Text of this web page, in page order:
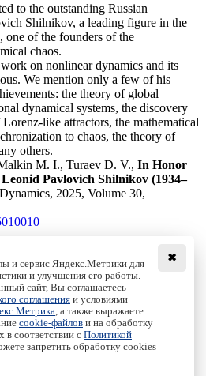
to the outstanding Russian
Shilnikov, a leading figure in the
one of the founders of the
chaos.
on nonlinear dynamics and its
We mention only a few of his
the theory of global
dynamical systems, the discovery
like attractors, the mathematical
to chaos, the theory of
others.
M. I., Turaev D. V., In Honor
Pavlovich Shilnikov (1934–
2025, Volume 30,
Springer website
Izhevsk, 2005 - 2026
✖
и сервис Яндекс.Метрики для
и улучшения его работы.
сайт, Вы соглашаетесь
соглашения и условиями
, а также выражаете
cookie-файлов и на обработку
соответствии с Политикой
запретить обработку cookies